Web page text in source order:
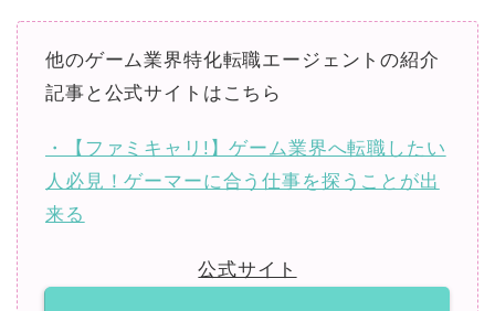
他のゲーム業界特化転職エージェントの紹介
記事と公式サイトはこちら
・【ファミキャリ!】ゲーム業界へ転職したい
人必見！ゲーマーに合う仕事を探うことが出
来る
公式サイト